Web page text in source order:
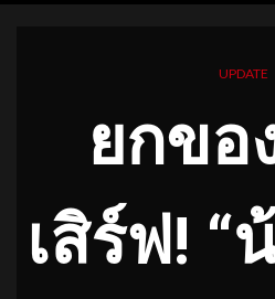
UPDATE
ยกขอ
เสิร์ฟ! “